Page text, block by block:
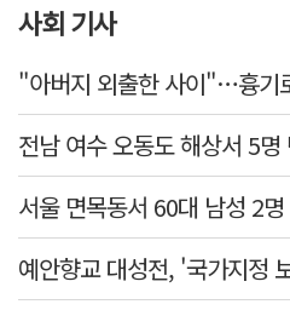
사회 기사
예안향교 대성전, '국가지정